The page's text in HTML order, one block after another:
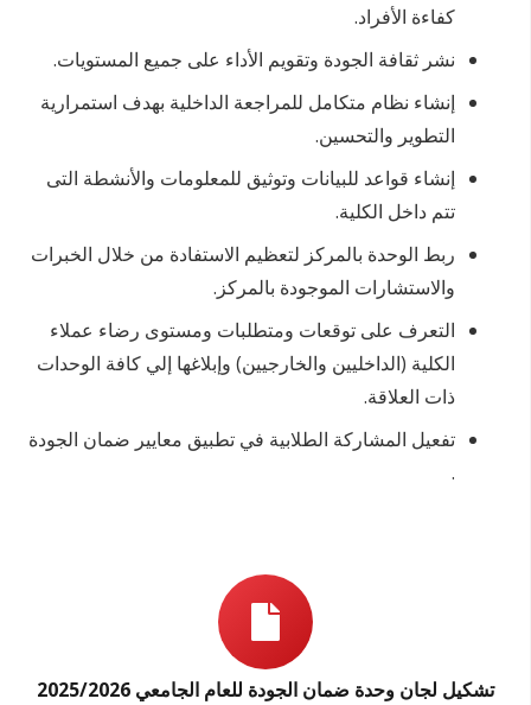
كفاءة الأفراد.
نشر ثقافة الجودة وتقويم الأداء على جميع المستويات.
إنشاء نظام متكامل للمراجعة الداخلية بهدف استمرارية
التطوير والتحسين.
إنشاء قواعد للبيانات وتوثيق للمعلومات والأنشطة التى
تتم داخل الكلية.
ربط الوحدة بالمركز لتعظيم الاستفادة من خلال الخبرات
والاستشارات الموجودة بالمركز.
التعرف على توقعات ومتطلبات ومستوى رضاء عملاء
الكلية (الداخليين والخارجيين) وإبلاغها إلي كافة الوحدات
ذات العلاقة.
تفعيل المشاركة الطلابية في تطبيق معايير ضمان الجودة
.
تشكيل لجان وحدة ضمان الجودة للعام الجامعي 2025/2026